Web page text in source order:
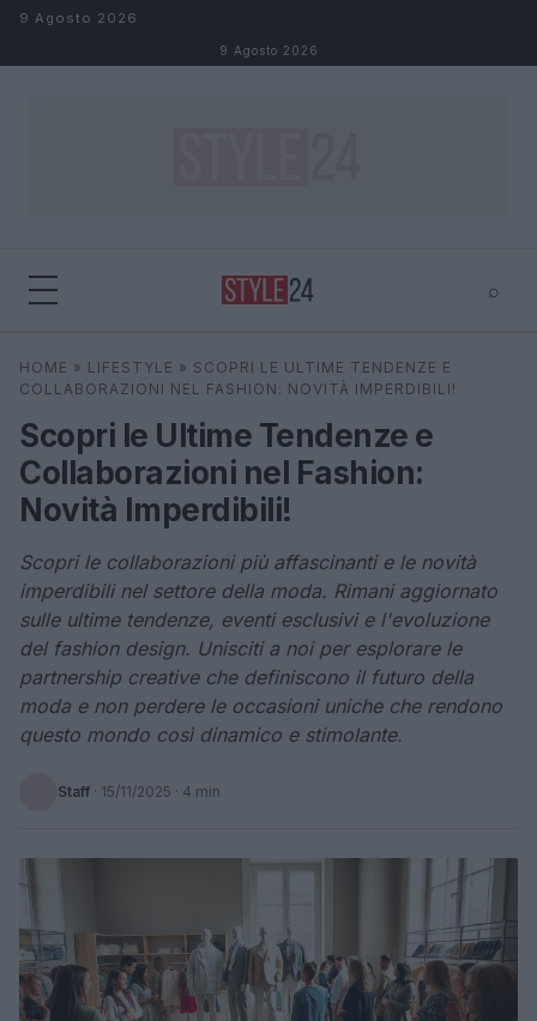
Salta al contenuto
9 Agosto 2026
9 Agosto 2026
⌕
Cerca ⌕
HOME » LIFESTYLE » SCOPRI LE ULTIME TENDENZE E
COLLABORAZIONI NEL FASHION: NOVITÀ IMPERDIBILI!
Scopri le Ultime Tendenze e
Collaborazioni nel Fashion:
Novità Imperdibili!
Scopri le collaborazioni più affascinanti e le novità
imperdibili nel settore della moda. Rimani aggiornato
sulle ultime tendenze, eventi esclusivi e l'evoluzione
del fashion design. Unisciti a noi per esplorare le
partnership creative che definiscono il futuro della
moda e non perdere le occasioni uniche che rendono
questo mondo così dinamico e stimolante.
Staff · 15/11/2025 · 4 min